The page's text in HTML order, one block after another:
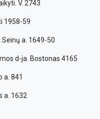
V. 2743
1958-59
a. 1649-50
d-ja. Bostonas 4165
a. 841
a. 1632